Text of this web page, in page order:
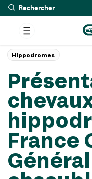
Rechercher
France
Hippodromes